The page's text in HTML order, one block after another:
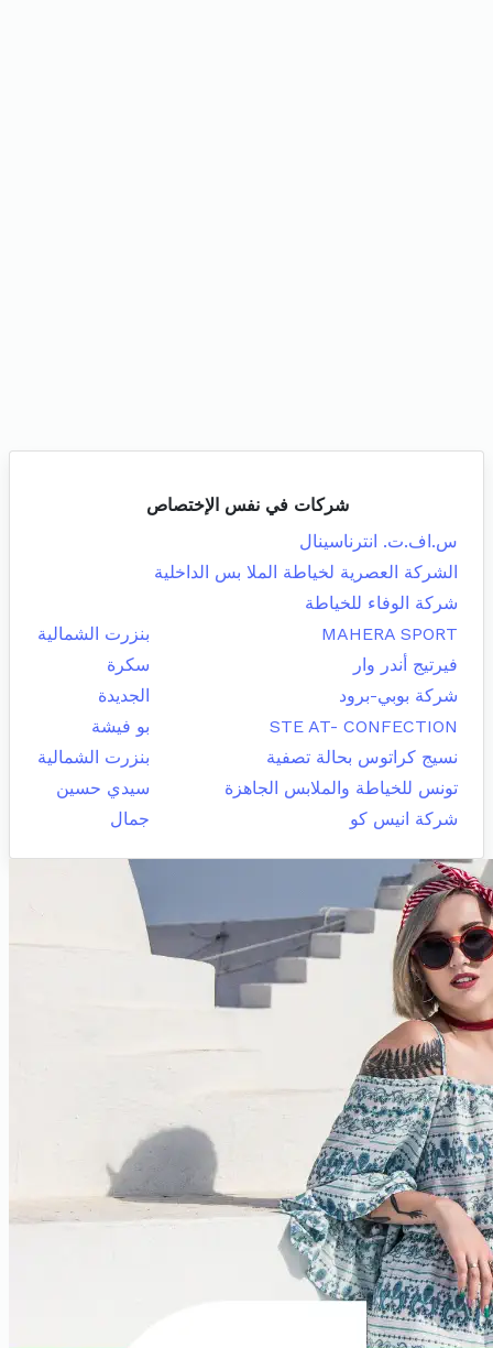
شركات في نفس الإختصاص
س.اف.ت. انترناسينال
الشركة العصرية لخياطة الملا بس الداخلية
شركة الوفاء للخياطة
MAHERA SPORT
بنزرت الشمالية
فيرتيج أندر وار
سكرة
شركة بوبي-برود
الجديدة
STE AT- CONFECTION
بو فيشة
نسيج كراتوس بحالة تصفية
بنزرت الشمالية
تونس للخياطة والملابس الجاهزة
سيدي حسين
شركة انيس كو
جمال